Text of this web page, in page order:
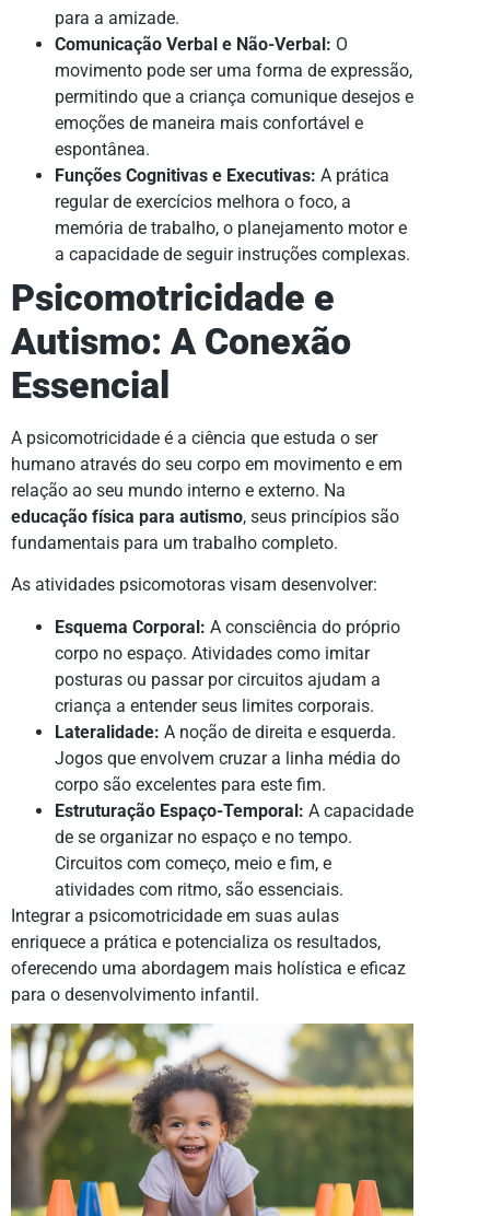
para a amizade.
Comunicação Verbal e Não-Verbal: O
movimento pode ser uma forma de expressão,
permitindo que a criança comunique desejos e
emoções de maneira mais confortável e
espontânea.
Funções Cognitivas e Executivas: A prática
regular de exercícios melhora o foco, a
memória de trabalho, o planejamento motor e
a capacidade de seguir instruções complexas.
Psicomotricidade e
Autismo: A Conexão
Essencial
A psicomotricidade é a ciência que estuda o ser
humano através do seu corpo em movimento e em
relação ao seu mundo interno e externo. Na
educação física para autismo, seus princípios são
fundamentais para um trabalho completo.
As atividades psicomotoras visam desenvolver:
Esquema Corporal: A consciência do próprio
corpo no espaço. Atividades como imitar
posturas ou passar por circuitos ajudam a
criança a entender seus limites corporais.
Lateralidade: A noção de direita e esquerda.
Jogos que envolvem cruzar a linha média do
corpo são excelentes para este fim.
Estruturação Espaço-Temporal: A capacidade
de se organizar no espaço e no tempo.
Circuitos com começo, meio e fim, e
atividades com ritmo, são essenciais.
Integrar a psicomotricidade em suas aulas
enriquece a prática e potencializa os resultados,
oferecendo uma abordagem mais holística e eficaz
para o desenvolvimento infantil.